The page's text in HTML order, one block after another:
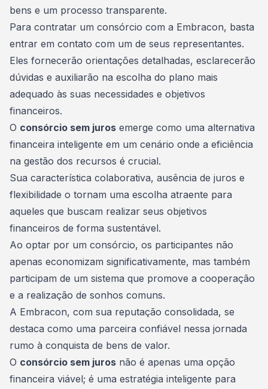
bens e um processo transparente.
Para contratar um consórcio com a Embracon, basta
entrar em contato com um de seus representantes.
Eles fornecerão orientações detalhadas, esclarecerão
dúvidas e auxiliarão na escolha do plano mais
adequado às suas necessidades e objetivos
financeiros.
O consórcio sem juros emerge como uma alternativa
financeira inteligente em um cenário onde a eficiência
na gestão dos recursos é crucial.
Sua característica colaborativa, ausência de juros e
flexibilidade o tornam uma escolha atraente para
aqueles que buscam realizar seus objetivos
financeiros de forma sustentável.
Ao optar por um consórcio, os participantes não
apenas economizam significativamente, mas também
participam de um sistema que promove a cooperação
e a realização de sonhos comuns.
A Embracon, com sua reputação consolidada, se
destaca como uma parceira confiável nessa jornada
rumo à conquista de bens de valor.
O consórcio sem juros não é apenas uma opção
financeira viável; é uma estratégia inteligente para